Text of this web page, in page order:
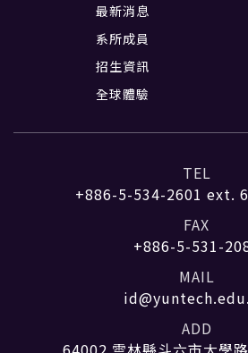
最新消息
系所成員
招生資訊
全球體驗
TEL
+886-5-534-2601 ext.
FAX
+886-5-531-
MAIL
ADD